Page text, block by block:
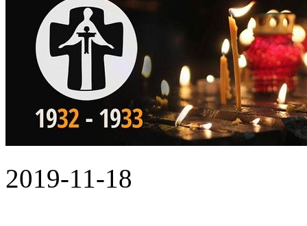
2019-11-18